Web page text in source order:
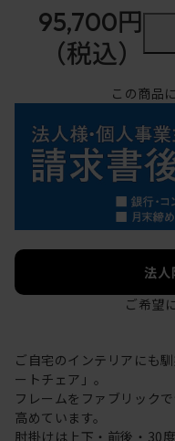
95,700円
（税込）
この商品
法
ご希望
ご自宅のインテリアにも
ートチェア」。
フレームをファブリック
高めています。
肘掛けは上下・前後・30